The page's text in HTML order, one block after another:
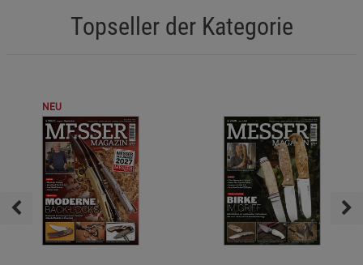
Topseller der Kategorie
NEU